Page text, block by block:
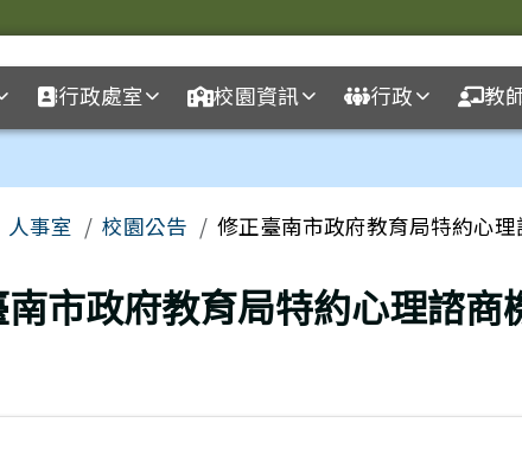
資訊網
行政處室 校園資訊 行政 教
人事室 校園公告 修正臺南市政府教育局特約心
市政府教育局特約心理諮商